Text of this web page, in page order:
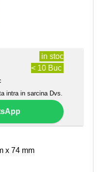
in stoc
< 10 Buc
intra in sarcina Dvs.
x 74 mm